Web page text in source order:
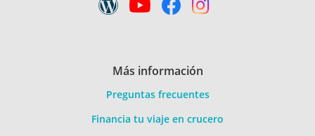
Más información
Preguntas frecuentes
Financia tu viaje en crucero